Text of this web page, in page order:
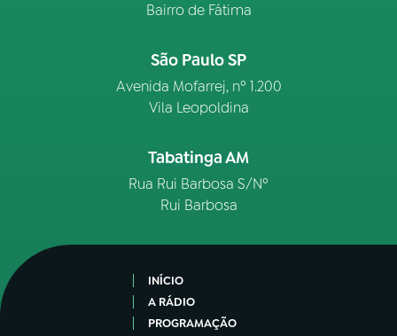
Bairro de Fátima
São Paulo SP
Avenida Mofarrej, nº 1.200
Vila Leopoldina
Tabatinga AM
Rua Rui Barbosa S/Nº
Rui Barbosa
INÍCIO
A RÁDIO
PROGRAMAÇÃO